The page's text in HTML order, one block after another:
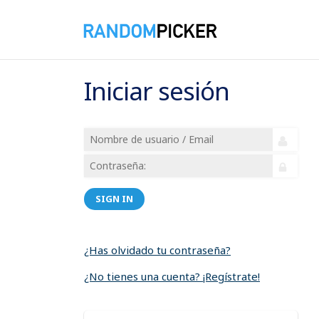
Iniciar sesión
SIGN IN
¿Has olvidado tu contraseña?
¿No tienes una cuenta? ¡Regístrate!